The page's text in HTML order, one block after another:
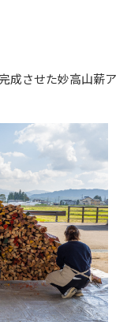
成させた妙高山薪ア